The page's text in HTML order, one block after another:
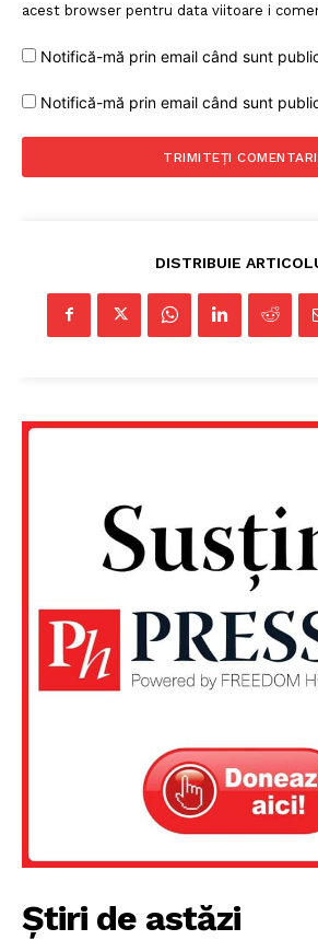
Despre noi / Echipa
Proiecte editoriale
Contact
acest browser pentru data viitoare i
Notifică-mă prin email când sunt
Notifică-mă prin email când sunt
DISTRIBUIE
Știri de astăzi